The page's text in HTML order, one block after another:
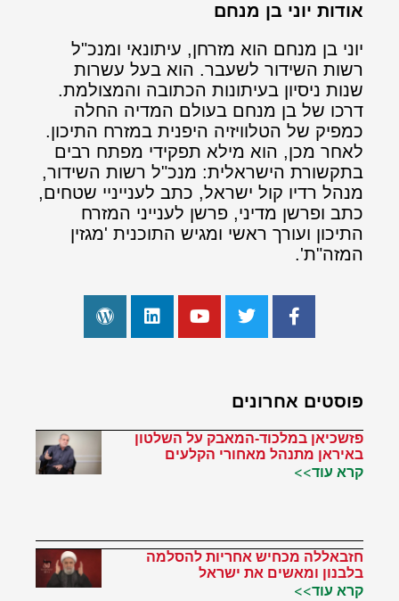
אודות יוני בן מנחם
יוני בן מנחם הוא מזרחן, עיתונאי ומנכ"ל
רשות השידור לשעבר. הוא בעל עשרות
שנות ניסיון בעיתונות הכתובה והמצולמת.
דרכו של בן מנחם בעולם המדיה החלה
כמפיק של הטלוויזיה היפנית במזרח התיכון.
לאחר מכן, הוא מילא תפקידי מפתח רבים
בתקשורת הישראלית: מנכ"ל רשות השידור,
מנהל רדיו קול ישראל, כתב לענייניי שטחים,
כתב ופרשן מדיני, פרשן לענייני המזרח
התיכון ועורך ראשי ומגיש התוכנית 'מגזין
המזה"ת'.
פוסטים אחרונים
פזשכיאן במלכוד-המאבק על השלטון
באיראן מתנהל מאחורי הקלעים
קרא עוד>>
חזבאללה מכחיש אחריות להסלמה
בלבנון ומאשים את ישראל
קרא עוד>>